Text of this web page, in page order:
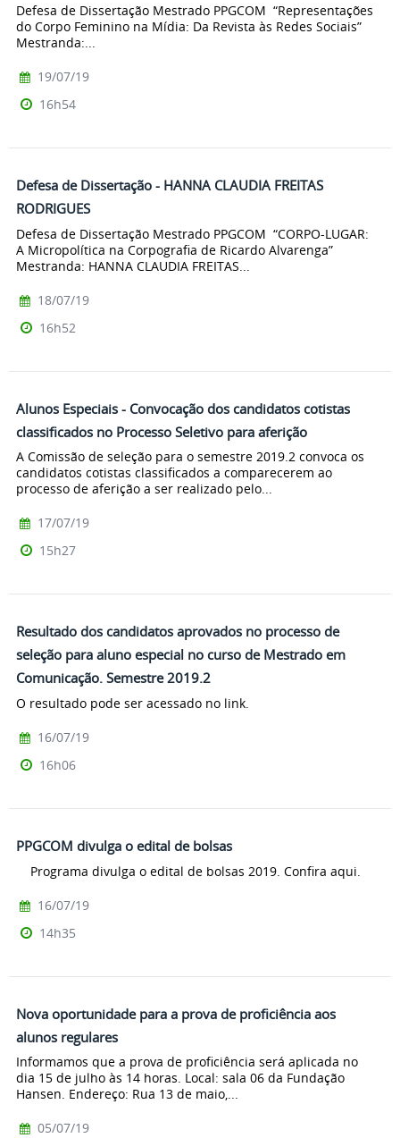
Defesa de Dissertação Mestrado PPGCOM “Representações
do Corpo Feminino na Mídia: Da Revista às Redes Sociais”
Mestranda:...
19/07/19
16h54
Defesa de Dissertação - HANNA CLAUDIA FREITAS
RODRIGUES
Defesa de Dissertação Mestrado PPGCOM “CORPO-LUGAR:
A Micropolítica na Corpografia de Ricardo Alvarenga”
Mestranda: HANNA CLAUDIA FREITAS...
18/07/19
16h52
Alunos Especiais - Convocação dos candidatos cotistas
classificados no Processo Seletivo para aferição
A Comissão de seleção para o semestre 2019.2 convoca os
candidatos cotistas classificados a comparecerem ao
processo de aferição a ser realizado pelo...
17/07/19
15h27
Resultado dos candidatos aprovados no processo de
seleção para aluno especial no curso de Mestrado em
Comunicação. Semestre 2019.2
O resultado pode ser acessado no link.
16/07/19
16h06
PPGCOM divulga o edital de bolsas
Programa divulga o edital de bolsas 2019. Confira aqui.
16/07/19
14h35
Nova oportunidade para a prova de proficiência aos
alunos regulares
Informamos que a prova de proficiência será aplicada no
dia 15 de julho às 14 horas. Local: sala 06 da Fundação
Hansen. Endereço: Rua 13 de maio,...
05/07/19